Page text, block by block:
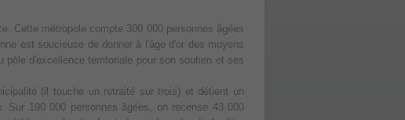
Cette métropole compte 300 000 personnes âgées
est soucieuse de donner à l'âge d'or des moyens
d'excellence territoriale pour son soutien et ses
(il touche un retraité sur trois) et détient un
Sur 190 000 personnes âgées, on recense 43 000